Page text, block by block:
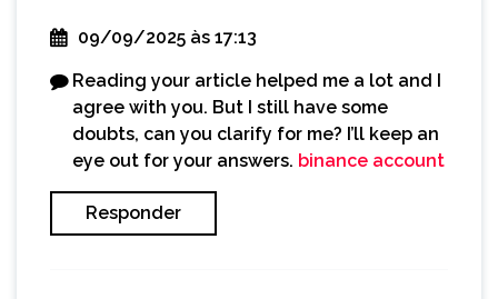
09/09/2025 às 17:13
Reading your article helped me a lot and I
agree with you. But I still have some
doubts, can you clarify for me? I’ll keep an
eye out for your answers. binance account
Responder